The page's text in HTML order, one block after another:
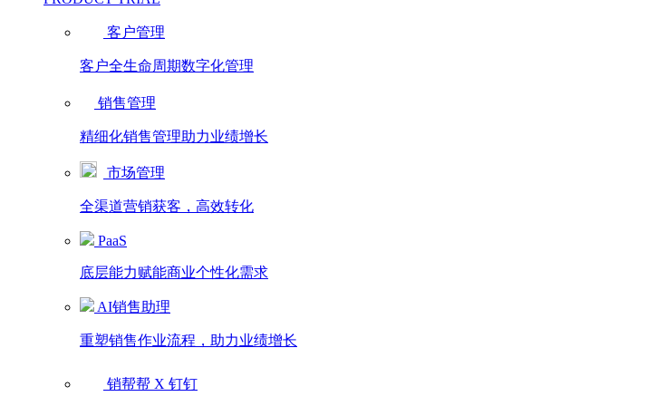
客户管理
客户全生命周期数字化管理
销售管理
精细化销售管理助力业绩增长
市场管理
全渠道营销获客，高效转化
PaaS
底层能力赋能商业个性化需求
AI销售助理
重塑销售作业流程，助力业绩增长
销帮帮 X 钉钉